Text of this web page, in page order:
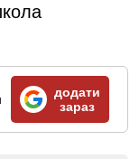
додати
зараз